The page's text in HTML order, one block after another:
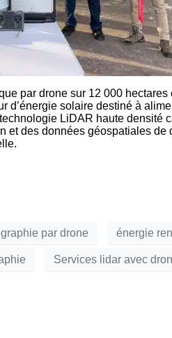
par drone sur 12 000
d’énergie solaire destiné à
LiDAR haute densité
et des données géospatiales de
par drone énergie
Services lidar avec